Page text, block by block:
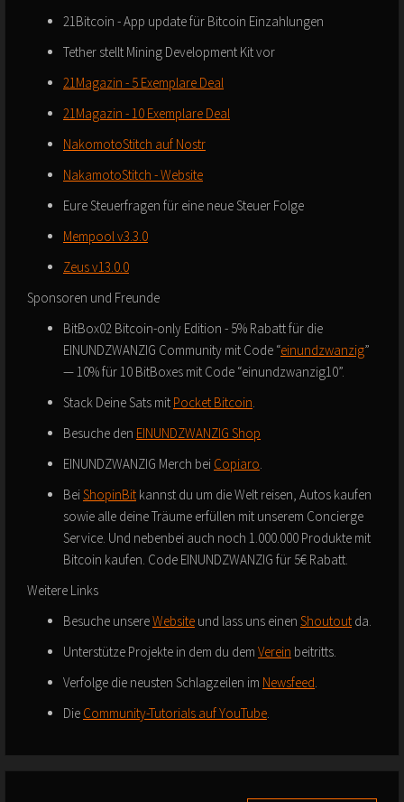
21Bitcoin - App update für Bitcoin Einzahlungen
Tether stellt Mining Development Kit vor
21Magazin - 5 Exemplare Deal
21Magazin - 10 Exemplare Deal
NakomotoStitch auf Nostr
NakamotoStitch - Website
Eure Steuerfragen für eine neue Steuer Folge
Mempool v3.3.0
Zeus v13.0.0
Sponsoren und Freunde
BitBox02 Bitcoin-only Edition - 5% Rabatt für die
EINUNDZWANZIG Community mit Code “einundzwanzig”
— 10% für 10 BitBoxes mit Code “einundzwanzig10”.
Stack Deine Sats mit Pocket Bitcoin.
Besuche den EINUNDZWANZIG Shop
EINUNDZWANZIG Merch bei Copiaro.
BeiShopinBit kannst du um die Welt reisen, Autos kaufen
sowie alle deine Träume erfüllen mit unserem Concierge
Service. Und nebenbei auch noch 1.000.000 Produkte mit
Bitcoin kaufen. Code EINUNDZWANZIG für 5€ Rabatt.
Weitere Links
Besuche unsereWebsite und lass uns einen Shoutout da.
Unterstütze Projekte in dem du dem Verein beitritts.
Verfolge die neusten Schlagzeilen im Newsfeed.
Die Community-Tutorials auf YouTube.